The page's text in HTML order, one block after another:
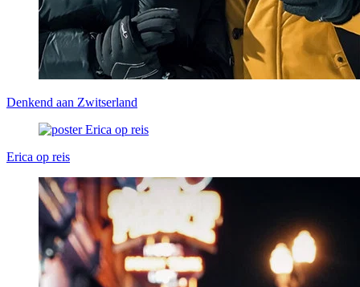
Denkend aan Zwitserland
Erica op reis